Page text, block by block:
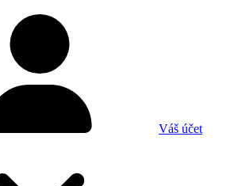
Váš účet